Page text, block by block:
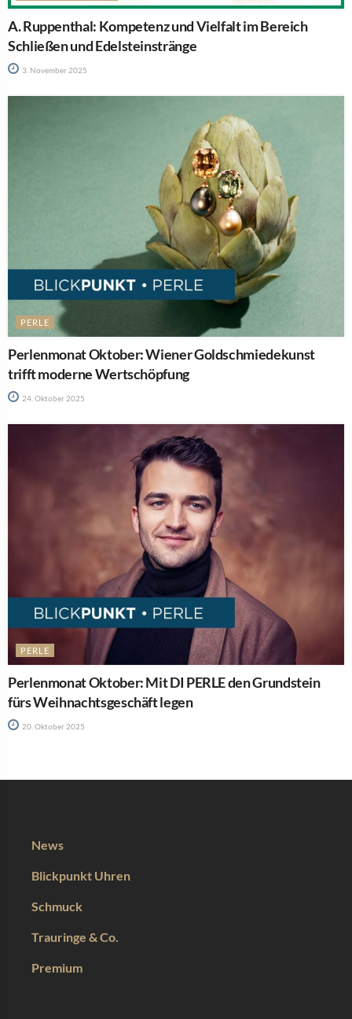
A. Ruppenthal: Kompetenz und Vielfalt im Bereich
Schließen und Edelsteinstränge
3. November 2025
PERLE
Perlenmonat Oktober: Wiener Goldschmiedekunst
trifft moderne Wertschöpfung
24. Oktober 2025
PERLE
Perlenmonat Oktober: Mit DI PERLE den Grundstein
fürs Weihnachtsgeschäft legen
20. Oktober 2025
News
Blickpunkt Uhren
Schmuck
Trauringe & Co.
Premium